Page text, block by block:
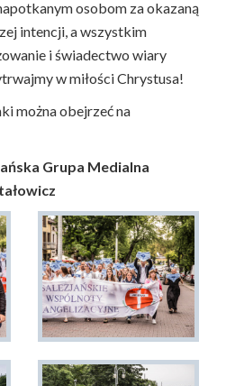
osobom za okazaną
intencji, a wszystkim
i świadectwo wiary
w miłości Chrystusa!
można obejrzeć na
Grupa Medialna